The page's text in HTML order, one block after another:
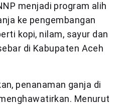
menjadi program alih
ke pengembangan
kopi, nilam, sayur dan
di Kabupaten Aceh
penanaman ganja di
Menurut